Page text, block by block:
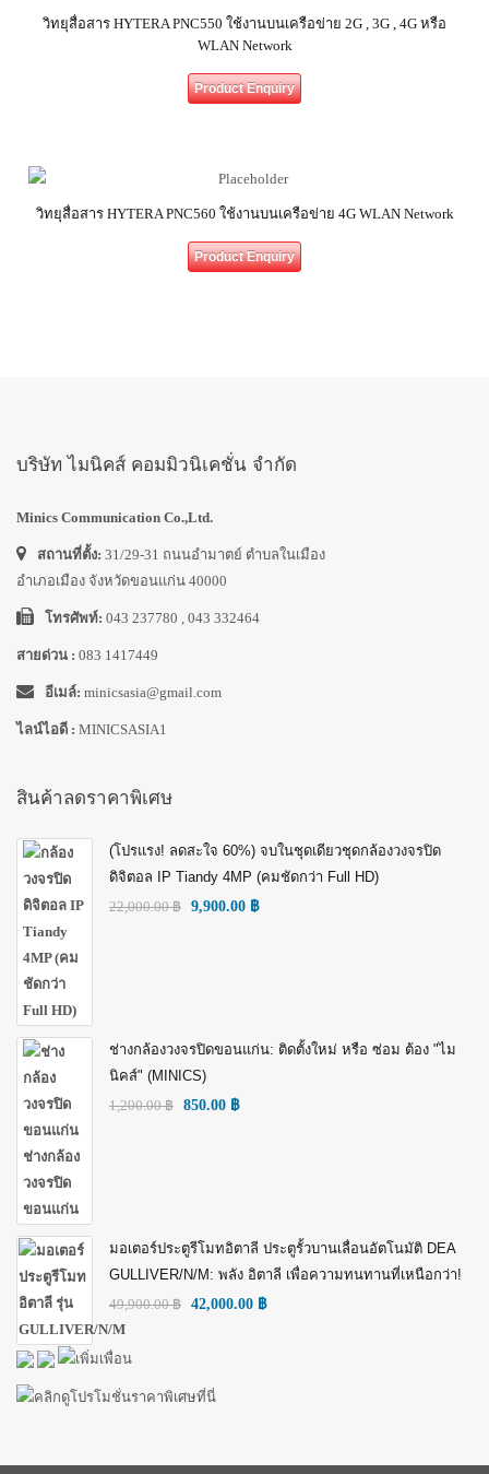
วิทยุสื่อสาร HYTERA PNC550 ใช้งานบนเครือข่าย 2G , 3G , 4G หรือ
WLAN Network
Product Enquiry
วิทยุสื่อสาร HYTERA PNC560 ใช้งานบนเครือข่าย 4G WLAN Network
Product Enquiry
บริษัท ไมนิคส์ คอมมิวนิเคชั่น จำกัด
Minics Communication Co.,Ltd.
สถานที่ตั้ง: 31/29-31 ถนนอำมาตย์ ตำบลในเมือง
อำเภอเมือง จังหวัดขอนแก่น 40000
โทรศัพท์: 043 237780 , 043 332464
สายด่วน : 083 1417449
อีเมล์: minicsasia@gmail.com
ไลน์ไอดี : MINICSASIA1
สินค้าลดราคาพิเศษ
(โปรแรง! ลดสะใจ 60%) จบในชุดเดียวชุดกล้องวงจรปิด
ดิจิตอล IP Tiandy 4MP (คมชัดกว่า Full HD)
22,000.00฿ 9,900.00 ฿
ช่างกล้องวงจรปิดขอนแก่น: ติดตั้งใหม่ หรือ ซ่อม ต้อง "ไม
นิคส์" (MINICS)
1,200.00฿ 850.00 ฿
มอเตอร์ประตูรีโมทอิตาลี ประตูรั้วบานเลื่อนอัตโนมัติ DEA
GULLIVER/N/M: พลัง อิตาลี เพื่อความทนทานที่เหนือกว่า!
49,900.00฿ 42,000.00 ฿